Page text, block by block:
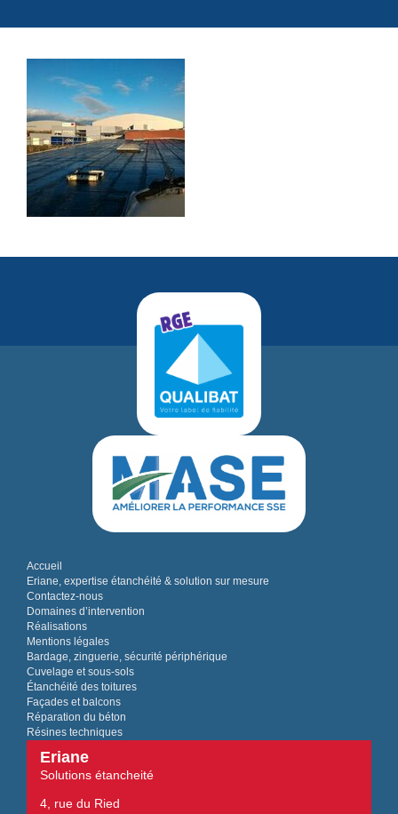
Accueil
Eriane, expertise étanchéité & solution sur mesure
Contactez-nous
Domaines d’intervention
Réalisations
Mentions légales
Bardage, zinguerie, sécurité périphérique
Cuvelage et sous-sols
Étanchéité des toitures
Façades et balcons
Réparation du béton
Résines techniques
Eriane
Solutions étancheité
4, rue du Ried